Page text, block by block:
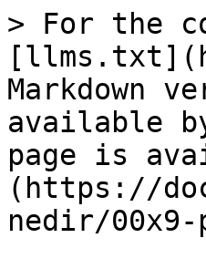
> For the
Markdown
available
page is
(https://
nedir/